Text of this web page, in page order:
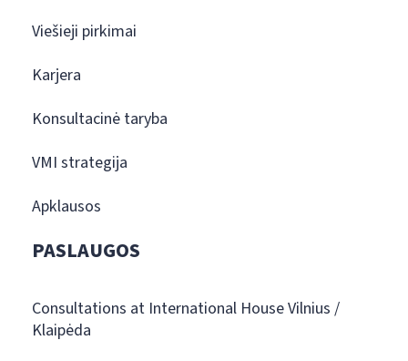
Viešieji pirkimai
Karjera
Konsultacinė taryba
VMI strategija
Apklausos
PASLAUGOS
Consultations at International House Vilnius /
Klaipėda